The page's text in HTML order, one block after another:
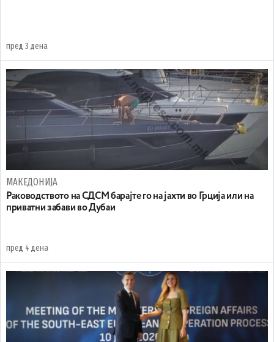
пред 3 дена
МАКЕДОНИЈА
Раководството на СДСМ барајте го на јахти во Грција или на
приватни забави во Дубаи
пред 4 дена